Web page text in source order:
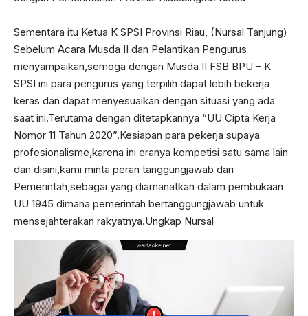
Sementara itu Ketua K SPSI Provinsi Riau, (Nursal Tanjung)
Sebelum Acara Musda II dan Pelantikan Pengurus
menyampaikan,semoga dengan Musda II FSB BPU – K
SPSI ini para pengurus yang terpilih dapat lebih bekerja
keras dan dapat menyesuaikan dengan situasi yang ada
saat ini.Terutama dengan ditetapkannya “UU Cipta Kerja
Nomor 11 Tahun 2020”.Kesiapan para pekerja supaya
profesionalisme,karena ini eranya kompetisi satu sama lain
dan disini,kami minta peran tanggungjawab dari
Pemerintah,sebagai yang diamanatkan dalam pembukaan
UU 1945 dimana pemerintah bertanggungjawab untuk
mensejahterakan rakyatnya.Ungkap Nursal